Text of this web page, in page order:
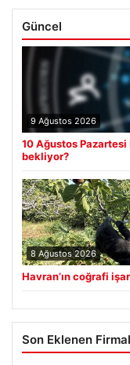
Güncel
9 Ağustos 2026
10 Ağustos
bekliyor?
8 Ağustos 2026
Havran’ın coğrafi
Son Eklenen